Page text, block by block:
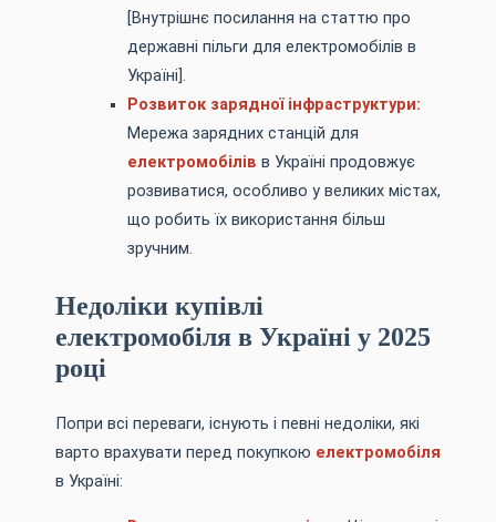
[Внутрішнє посилання на статтю про
державні пільги для електромобілів в
Україні].
Розвиток зарядної інфраструктури:
Мережа зарядних станцій для
електромобілів в Україні продовжує
розвиватися, особливо у великих містах,
що робить їх використання більш
зручним.
Недоліки купівлі
електромобіля в Україні у 2025
році
Попри всі переваги, існують і певні недоліки, які
варто врахувати перед покупкою електромобіля
в Україні: